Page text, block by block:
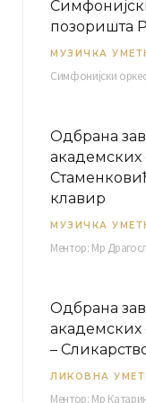
позоришта
МУЗИЧКА
Одбрана
академских
клавир
МУЗИЧКА
Одбрана
академских
–
ЛИКОВНА